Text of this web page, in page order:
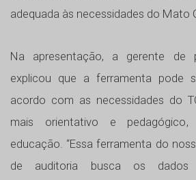
adequada às necessidades do Mato
Na apresentação, a gerente de
explicou que a ferramenta pode
acordo com as necessidades do
mais orientativo e
educação. “Essa ferramenta do
de auditoria busca os dados